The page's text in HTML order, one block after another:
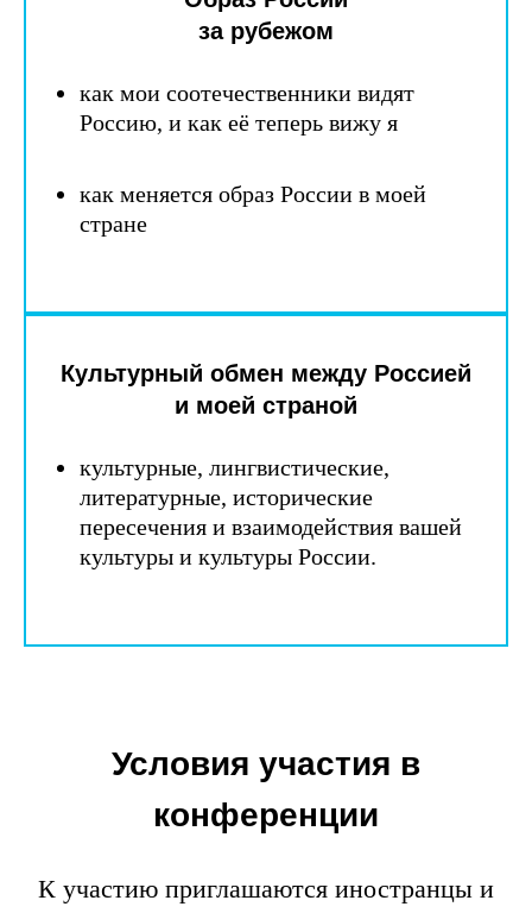
за рубежом
как мои соотечественники видят
Россию, и как её теперь вижу я
как меняется образ России в моей
стране
Культурный обмен между Россией
и моей страной
культурные, лингвистические,
литературные, исторические
пересечения и взаимодействия вашей
культуры и культуры России.
Условия участия в
конференции
К участию приглашаются иностранцы и